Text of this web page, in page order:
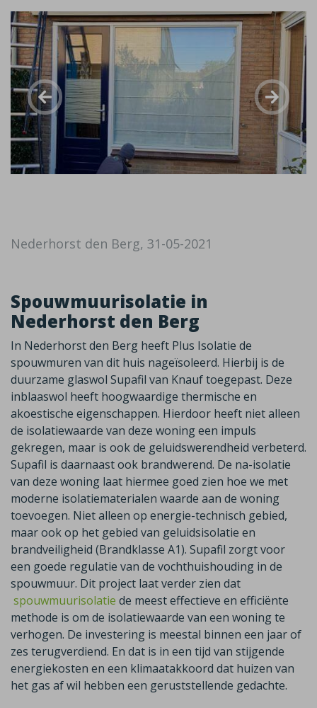
Nederhorst den Berg, 31-05-2021
Spouwmuurisolatie in
Nederhorst den Berg
In Nederhorst den Berg heeft Plus Isolatie de
spouwmuren van dit huis nageïsoleerd. Hierbij is de
duurzame glaswol Supafil van Knauf toegepast. Deze
inblaaswol heeft hoogwaardige thermische en
akoestische eigenschappen. Hierdoor heeft niet alleen
de isolatiewaarde van deze woning een impuls
gekregen, maar is ook de geluidswerendheid verbeterd.
Supafil is daarnaast ook brandwerend. De na-isolatie
van deze woning laat hiermee goed zien hoe we met
moderne isolatiematerialen waarde aan de woning
toevoegen. Niet alleen op energie-technisch gebied,
maar ook op het gebied van geluidsisolatie en
brandveiligheid (Brandklasse A1). Supafil zorgt voor
een goede regulatie van de vochthuishouding in de
spouwmuur. Dit project laat verder zien dat
spouwmuurisolatie de meest effectieve en efficiënte
methode is om de isolatiewaarde van een woning te
verhogen. De investering is meestal binnen een jaar of
zes terugverdiend. En dat is in een tijd van stijgende
energiekosten en een klimaatakkoord dat huizen van
het gas af wil hebben een geruststellende gedachte.